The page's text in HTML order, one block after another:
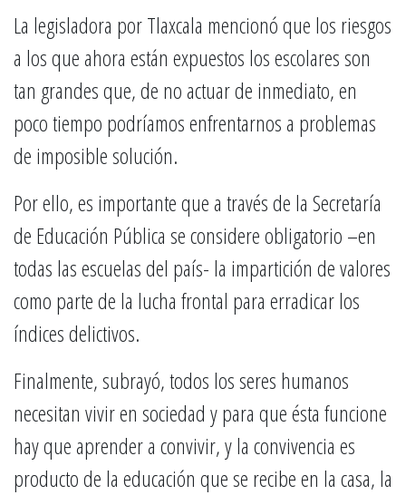
La legisladora por Tlaxcala mencionó que los riesgos
a los que ahora están expuestos los escolares son
tan grandes que, de no actuar de inmediato, en
poco tiempo podríamos enfrentarnos a problemas
de imposible solución.
Por ello, es importante que a través de la Secretaría
de Educación Pública se considere obligatorio –en
todas las escuelas del país- la impartición de valores
como parte de la lucha frontal para erradicar los
índices delictivos.
Finalmente, subrayó, todos los seres humanos
necesitan vivir en sociedad y para que ésta funcione
hay que aprender a convivir, y la convivencia es
producto de la educación que se recibe en la casa, la